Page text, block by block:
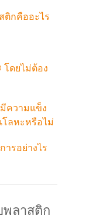
ติกคืออะไร
โดยไม่ต้อง
ความแข็ง
ลหะหรือไม่
ารอย่างไร
พลาสติก